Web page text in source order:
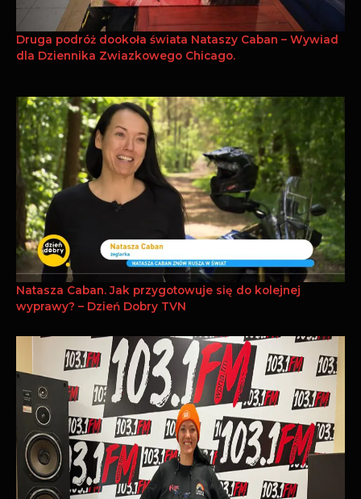
Druga podróż dookoła świata Nataszy Caban – Wywiad
dla Dziennika Zwiazkowego Chicago.
Natasza Caban. Jak przygotowuje się do kolejnej
wyprawy? – Dzień Dobry TVN